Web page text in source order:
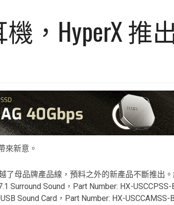
HyperX 推出
來新意。
了母品牌產品線，預料之外的新產品不斷推出
Surround Sound，Part Number: HX-USCCPSS-
Sound Card，Part Number: HX-USCCAMSS-